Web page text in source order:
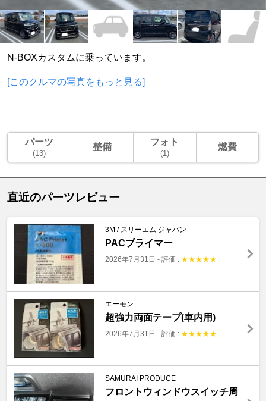
N-BOXカスタムに乗っています。
[このクルマの写真をもっと見る]
パーツ
(13)
整備 フォト
(1)
燃費
直近のパーツレビュー
3M / スリーエム ジャパン
PACプライマー
2026年7月31日 - 評価 : ★★★★★
エーモン
超強力両面テープ(車内用)
2026年7月31日 - 評価 : ★★★★★
SAMURAI PRODUCE
フロントウィンドウスイッチ周